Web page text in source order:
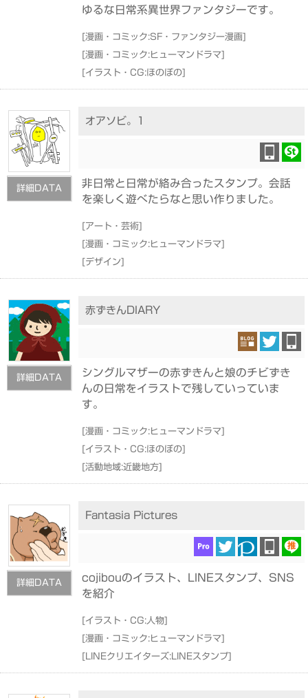
ゆるな日常系異世界ファンタジーです。
[漫画・コミック:SF・ファンタジー漫画]
[漫画・コミック:ヒューマンドラマ]
[イラスト・CG:ほのぼの]
詳細DATA
オアソビ。1
非日常と日常が絡み合ったスタンプ。会話
を楽しく遊べたらなと思い作りました。
[アート・芸術]
[漫画・コミック:ヒューマンドラマ]
[デザイン]
詳細DATA
赤ずきんDIARY
シングルマザーの赤ずきんと娘のチビずき
んの日常をイラストで残していっていま
す。
[漫画・コミック:ヒューマンドラマ]
[イラスト・CG:ほのぼの]
[活動地域:近畿地方]
詳細DATA
Fantasia Pictures
cojibouのイラスト、LINEスタンプ、SNS
を紹介
[イラスト・CG:人物]
[漫画・コミック:ヒューマンドラマ]
[ LINEクリエイターズ:LINEスタンプ]